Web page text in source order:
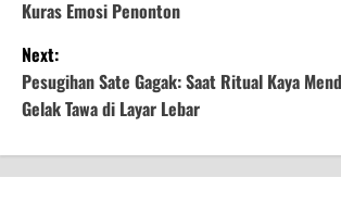
s
t
n
a
Kuras Emosi Penonton
Next:
Pesugihan Sate Gagak: Saat Ritual Kaya
Gelak Tawa di Layar Lebar